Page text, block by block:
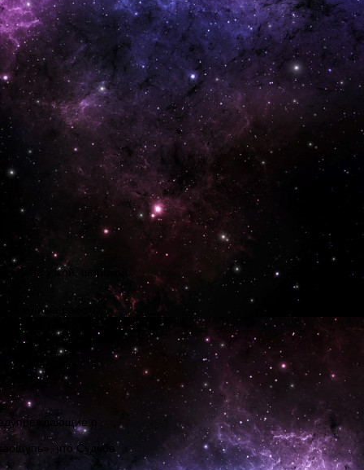
быть узкой, широкой,
работы.
о
что Судьба